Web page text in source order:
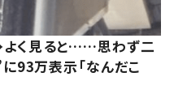
く見ると……思わず二
93万表示「なんだこ